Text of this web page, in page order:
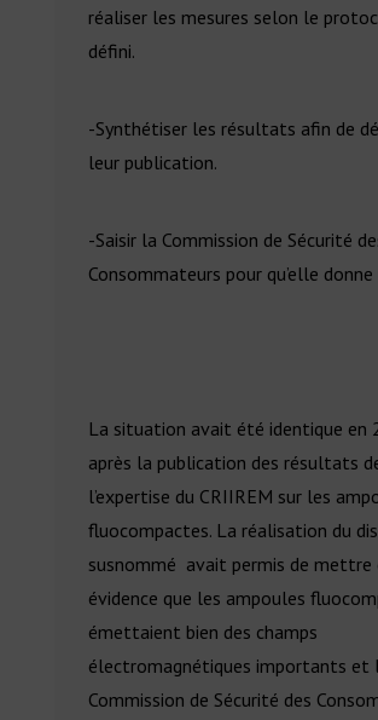
réaliser les mesures selon le
défini.
-Synthétiser les résultats afin de
leur publication.
-Saisir la Commission de Sécurité
Consommateurs pour qu’elle donne
La situation avait été identique en
après la publication des résultats
l’expertise du CRIIREM sur les
fluocompactes. La réalisation du
susnommé avait permis de mettre
évidence que les ampoules
émettaient bien des champs
électromagnétiques importants et
Commission de Sécurité des